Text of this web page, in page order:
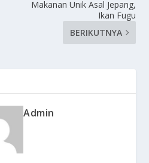
Makanan Unik Asal Jepang,
Ikan Fugu
BERIKUTNYA
Admin